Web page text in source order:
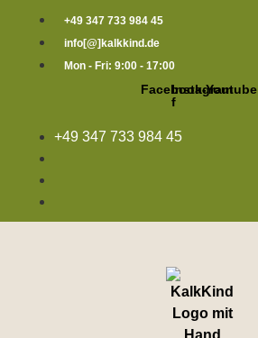
+49 347 733 984 45
info[@]kalkkind.de
Mon - Fri: 9:00 - 17:00
Facebook-
f
InstagramYoutube
+49 347 733 984 45